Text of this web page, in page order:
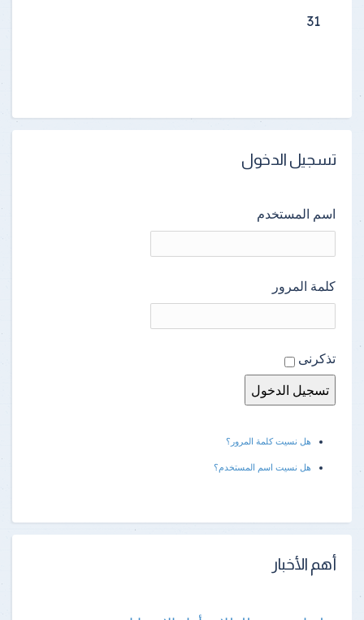
31
تسجيل الدخول
اسم المستخدم
كلمة المرور
تذكرنى
هل نسيت كلمة المرور؟
هل نسيت اسم المستخدم؟
أهم الأخبار